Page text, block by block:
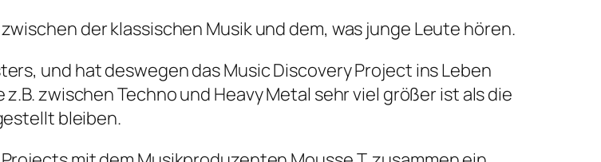
der klassischen Musik und dem, was junge Leute hören.
und hat deswegen das Music Discovery Project ins Leben
zwischen Techno und Heavy Metal sehr viel größer ist als die
bleiben.